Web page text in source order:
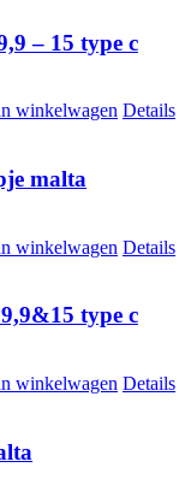
– 15 type c
winkelwagen Details
malta
winkelwagen Details
type c
winkelwagen Details